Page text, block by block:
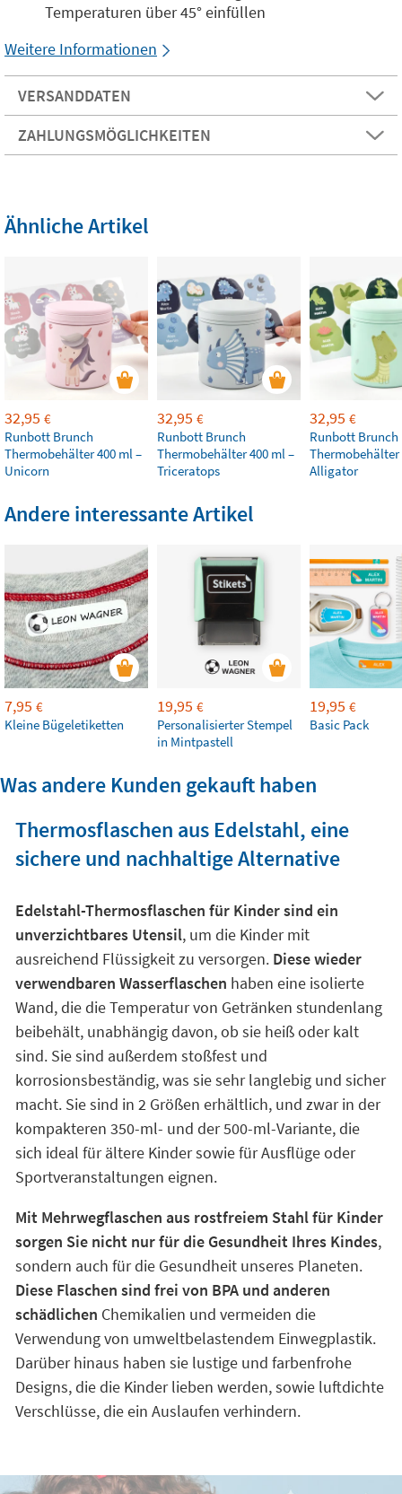
Temperaturen über 45° einfüllen
Weitere Informationen
VERSANDDATEN
ZAHLUNGSMÖGLICHKEITEN
Ähnliche Artikel
32,95 €
Runbott Brunch
Thermobehälter 400 ml –
Unicorn
32,95 €
Runbott Brunch
Thermobehälter 400 ml –
Triceratops
32,95 €
Runbott Brunch
Thermobehälter
Alligator
Andere interessante Artikel
7,95 €
Kleine Bügeletiketten
19,95 €
Personalisierter Stempel
in Mintpastell
19,95 €
Basic Pack
Was andere Kunden gekauft haben
Thermosflaschen aus Edelstahl, eine
sichere und nachhaltige Alternative
Edelstahl-Thermosflaschen für Kinder sind ein
unverzichtbares Utensil, um die Kinder mit
ausreichend Flüssigkeit zu versorgen. Diese wieder
verwendbaren Wasserflaschen haben eine isolierte
Wand, die die Temperatur von Getränken stundenlang
beibehält, unabhängig davon, ob sie heiß oder kalt
sind. Sie sind außerdem stoßfest und
korrosionsbeständig, was sie sehr langlebig und sicher
macht. Sie sind in 2 Größen erhältlich, und zwar in der
kompakteren 350-ml- und der 500-ml-Variante, die
sich ideal für ältere Kinder sowie für Ausflüge oder
Sportveranstaltungen eignen.
Mit Mehrwegflaschen aus rostfreiem Stahl für Kinder
sorgen Sie nicht nur für die Gesundheit Ihres Kindes,
sondern auch für die Gesundheit unseres Planeten.
Diese Flaschen sind frei von BPA und anderen
schädlichen Chemikalien und vermeiden die
Verwendung von umweltbelastendem Einwegplastik.
Darüber hinaus haben sie lustige und farbenfrohe
Designs, die die Kinder lieben werden, sowie luftdichte
Verschlüsse, die ein Auslaufen verhindern.